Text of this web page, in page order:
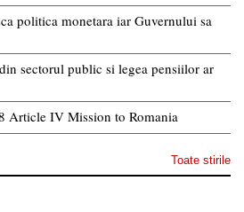
politica monetara iar Guvernului sa
sectorul public si legea pensiilor ar
Article IV Mission to Romania
Toate stirile